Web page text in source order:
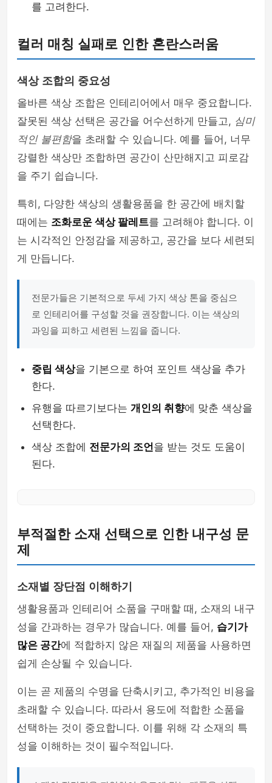
를 고려한다.
컬러 매칭 실패로 인한 혼란스러움
색상 조합의 중요성
올바른 색상 조합은 인테리어에서 매우 중요합니다.
잘못된 색상 선택은 공간을 어수선하게 만들고, 심미
적인 불편함을 초래할 수 있습니다. 예를 들어, 너무
강렬한 색상만 조합하면 공간이 산만해지고 피로감
을 주기 쉽습니다.
특히, 다양한 색상의 생활용품을 한 공간에 배치할
때에는 조화로운 색상 팔레트를 고려해야 합니다. 이
는 시각적인 안정감을 제공하고, 공간을 보다 세련되
게 만듭니다.
전문가들은 기본적으로 두세 가지 색상 톤을 중심으
로 인테리어를 구성할 것을 권장합니다. 이는 색상의
과잉을 피하고 세련된 느낌을 줍니다.
중립 색상을 기본으로 하여 포인트 색상을 추가
한다.
유행을 따르기보다는 개인의 취향에 맞춘 색상을
선택한다.
색상 조합에 전문가의 조언을 받는 것도 도움이
된다.
부적절한 소재 선택으로 인한 내구성 문
제
소재별 장단점 이해하기
생활용품과 인테리어 소품을 구매할 때, 소재의 내구
성을 간과하는 경우가 많습니다. 예를 들어, 습기가
많은 공간에 적합하지 않은 재질의 제품을 사용하면
쉽게 손상될 수 있습니다.
이는 곧 제품의 수명을 단축시키고, 추가적인 비용을
초래할 수 있습니다. 따라서 용도에 적합한 소품을
선택하는 것이 중요합니다. 이를 위해 각 소재의 특
성을 이해하는 것이 필수적입니다.